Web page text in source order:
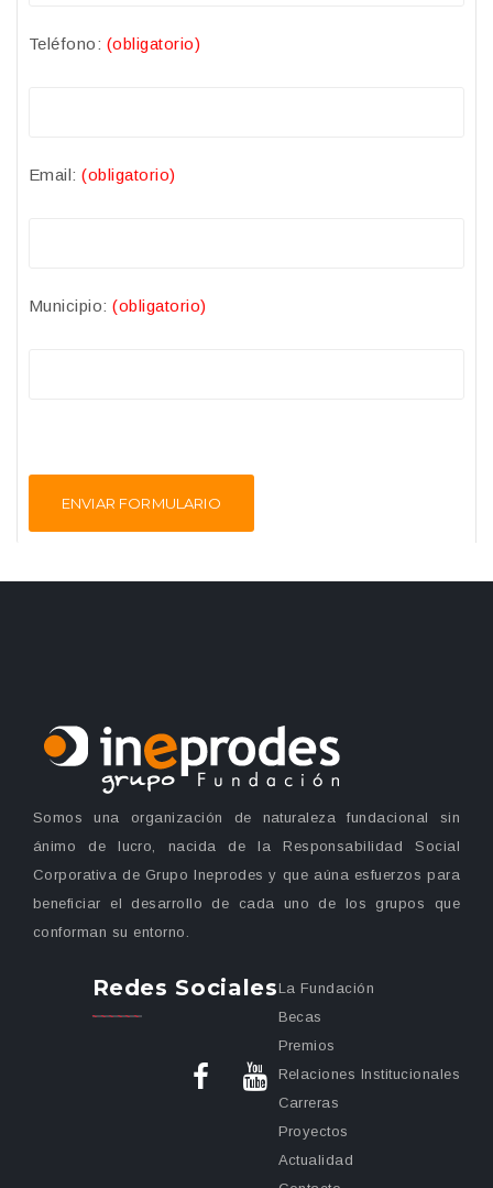
Teléfono: (obligatorio)
Email:(obligatorio)
Municipio:(obligatorio)
Somos una organización de naturaleza fundacional sin
ánimo de lucro, nacida de la Responsabilidad Social
Corporativa de Grupo Ineprodes y que aúna esfuerzos para
beneficiar el desarrollo de cada uno de los grupos que
conforman su entorno.
La Fundación
Becas
Premios
Relaciones Institucionales
Carreras
Proyectos
Actualidad
Redes Sociales